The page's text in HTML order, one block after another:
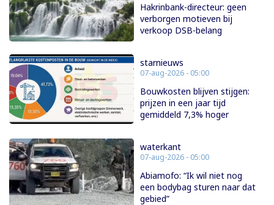
Hakrinbank-directeur: geen
verborgen motieven bij
verkoop DSB-belang
starnieuws
07-aug-2026 - 05:00
Bouwkosten blijven stijgen:
prijzen in een jaar tijd
gemiddeld 7,3% hoger
waterkant
07-aug-2026 - 05:00
Abiamofo: “Ik wil niet nog
een bodybag sturen naar dat
gebied”